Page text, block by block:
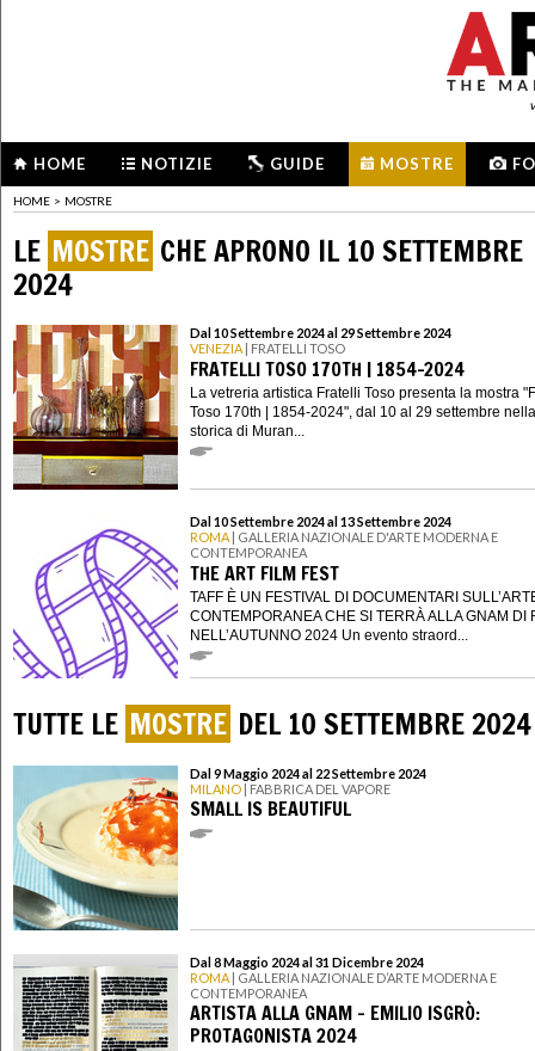
HOME NOTIZIE GUIDE MOSTRE
HOME > MOSTRE
LE MOSTRE CHE APRONO IL 10 SETTEMBRE
2024
Dal 10 Settembre 2024 al 29 Settembre 2024
VENEZIA | FRATELLI TOSO
FRATELLI TOSO 170TH | 1854-2024
La vetreria artistica Fratelli Toso presenta la mostra
Toso 170th | 1854-2024", dal 10 al 29 settembre
storica di Muran...
Dal 10 Settembre 2024 al 13 Settembre 2024
ROMA | GALLERIA NAZIONALE D'ARTE MODERNA E
CONTEMPORANEA
THE ART FILM FEST
TAFF È UN FESTIVAL DI DOCUMENTARI
CONTEMPORANEA CHE SI TERRÀ ALLA GNAM DI
NELL’AUTUNNO 2024 Un evento straord...
TUTTE LE MOSTRE DEL 10 SETTEMBRE 2024
Dal 9 Maggio 2024 al 22 Settembre 2024
MILANO | FABBRICA DEL VAPORE
SMALL IS BEAUTIFUL
Dal 8 Maggio 2024 al 31 Dicembre 2024
ROMA | GALLERIA NAZIONALE D’ARTE MODERNA E
CONTEMPORANEA
ARTISTA ALLA GNAM - EMILIO ISGRÒ:
PROTAGONISTA 2024